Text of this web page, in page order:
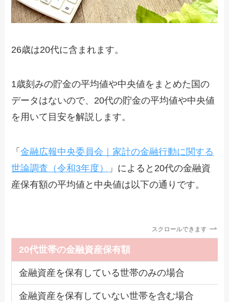
26歳は20代に含まれます。
1歳刻みの貯金の平均値や中央値をまとめた国の
データはないので、20代の貯金の平均値や中央値
を用いて目安を解説します。
「金融広報中央委員会｜家計の金融行動に関する
世論調査（令和3年度）
」によると20代の金融資
産保有額の平均値と中央値は以下の通りです。
スクロールできます
20代世帯の金融資産保有額
金融資産を保有している世帯のみの場合
金融資産を保有していない世帯を含む場合